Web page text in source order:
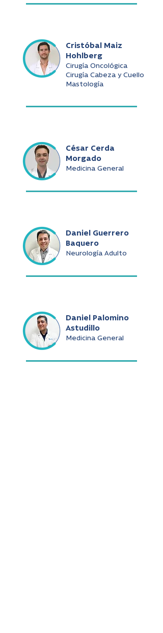
Cristóbal Maiz
Hohlberg
Cirugía Oncológica
Cirugía Cabeza y Cuello
Mastología
César Cerda
Morgado
Medicina General
Daniel Guerrero
Baquero
Neurología Adulto
Daniel Palomino
Astudillo
Medicina General